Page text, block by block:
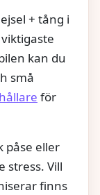
+ tång i
kan du
små
för
påse eller
stress. Vill
finns